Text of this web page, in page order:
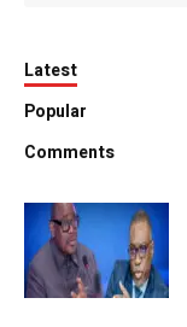
Latest
Popular
Comments